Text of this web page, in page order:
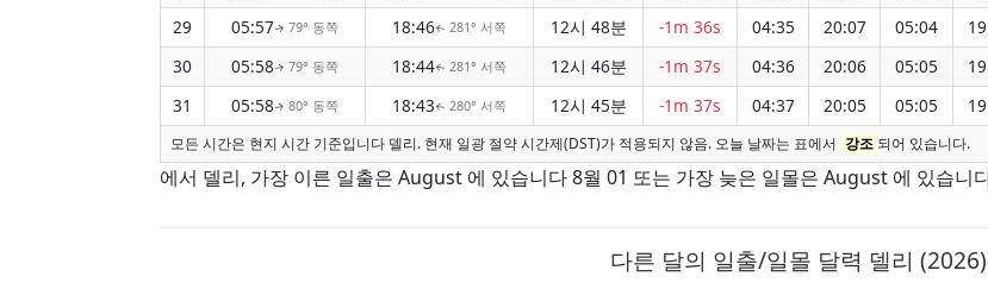
29
05:57↑ 79° 동쪽 18:46↑ 281° 서쪽 12시 48분 -1m 36s 04:35 20:07 05:04
30
05:58↑ 79° 동쪽 18:44↑ 281° 서쪽 12시 46분 -1m 37s 04:36 20:06 05:05
31
05:58↑ 80° 동쪽 18:43↑ 280° 서쪽 12시 45분 -1m 37s 04:37 20:05 05:05
모든 시간은 현지 시간 기준입니다 델리. 현재 일광 절약 시간제(DST)가 적용되지 않음. 오늘 날짜는 표에서 강조 되어 있습니다.
에서 델리, 가장 이른 일출은 August 에 있습니다 8월 01 또는 가장 늦은 일몰은 August 에 있습니
다른 달의 일출/일몰 달력 델리